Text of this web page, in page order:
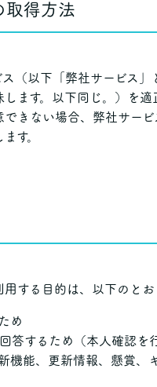
取得方法
（以下「弊社サービス
ます。以下同じ。）を
きない場合、弊社サー
す。
する目的は、以下のとお
め
答するため（本人確認を
機能、更新情報、懸賞